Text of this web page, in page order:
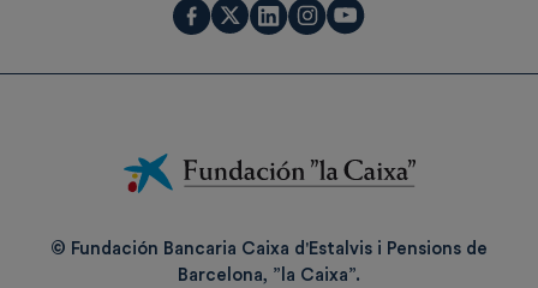
Fundación
La
© Fundación Bancaria Caixa d'Estalvis i Pensions de
Barcelona, ”la Caixa”.